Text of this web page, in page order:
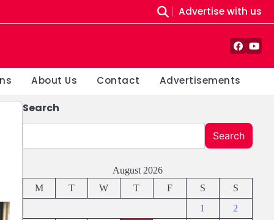
Advertise with us
Facebook
About Us Contact Advertisements
Search
Search
August 2026
M
T W T F S
S
1
2